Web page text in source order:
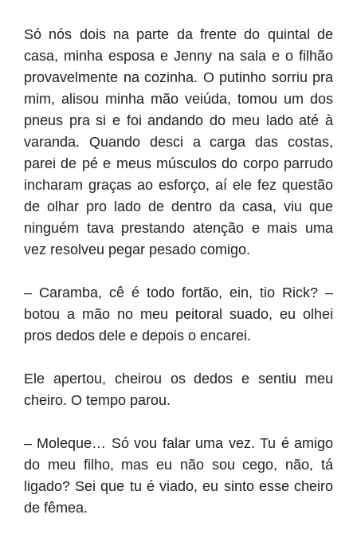
Só nós dois na parte da frente do quintal de
casa, minha esposa e Jenny na sala e o filhão
provavelmente na cozinha. O putinho sorriu pra
mim, alisou minha mão veiúda, tomou um dos
pneus pra si e foi andando do meu lado até à
varanda. Quando desci a carga das costas,
parei de pé e meus músculos do corpo parrudo
incharam graças ao esforço, aí ele fez questão
de olhar pro lado de dentro da casa, viu que
ninguém tava prestando atenção e mais uma
vez resolveu pegar pesado comigo.
– Caramba, cê é todo fortão, ein, tio Rick? –
botou a mão no meu peitoral suado, eu olhei
pros dedos dele e depois o encarei.
Ele apertou, cheirou os dedos e sentiu meu
cheiro. O tempo parou.
– Moleque… Só vou falar uma vez. Tu é amigo
do meu filho, mas eu não sou cego, não, tá
ligado? Sei que tu é viado, eu sinto esse cheiro
de fêmea.